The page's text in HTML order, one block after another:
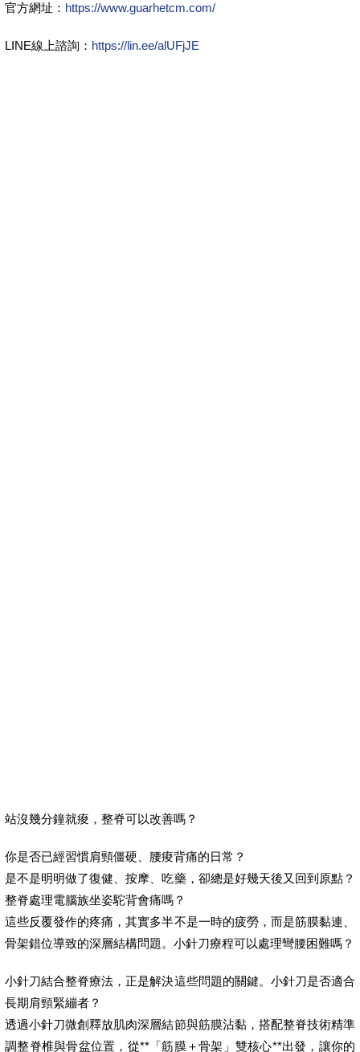
官方網址： https://www.guarhetcm.com/
LINE線上諮詢： https://lin.ee/alUFjJE
站沒幾分鐘就痠，整脊可以改善嗎？
你是否已經習慣肩頸僵硬、腰痠背痛的日常？
是不是明明做了復健、按摩、吃藥，卻總是好幾天後又回到原點？
整脊處理電腦族坐姿駝背會痛嗎？
這些反覆發作的疼痛，其實多半不是一時的疲勞，而是筋膜黏連、
骨架錯位導致的深層結構問題。小針刀療程可以處理彎腰困難嗎？
小針刀結合整脊療法，正是解決這些問題的關鍵。小針刀是否適合
長期肩頸緊繃者？
透過小針刀微創釋放肌肉深層結節與筋膜沾黏，搭配整脊技術精準
調整脊椎與骨盆位置，從**「筋膜＋骨架」雙核心**出發，讓你的